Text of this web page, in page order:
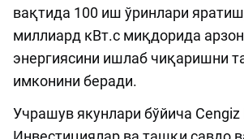
вақтида 100 иш ўринлари
миллиард кВт.с миқдорида
энергиясини ишлаб чиқаришни
имконини беради.
Учрашув якунлари бўйича Cengiz